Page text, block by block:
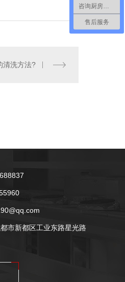
清洗方法?
市新都区工业东路星光路
售后服务